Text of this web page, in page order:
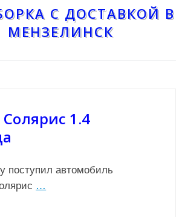
С ДОСТАВКОЙ В
МЕНЗЕЛИНСК
1.4
поступил автомобиль
…